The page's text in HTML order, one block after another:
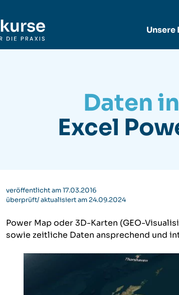
Unsere
Daten
Excel
veröffentlicht am 17.03.2016
überprüft/ aktualisiert am 24.09.2024
Power Map oder 3D-Karten (GEO-
sowie zeitliche Daten ansprechend und